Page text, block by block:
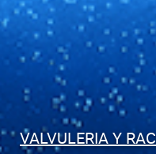
VALVULERIA Y